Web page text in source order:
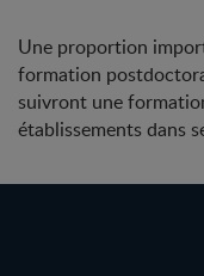
Une proportion
formation
suivront une
établissements dans